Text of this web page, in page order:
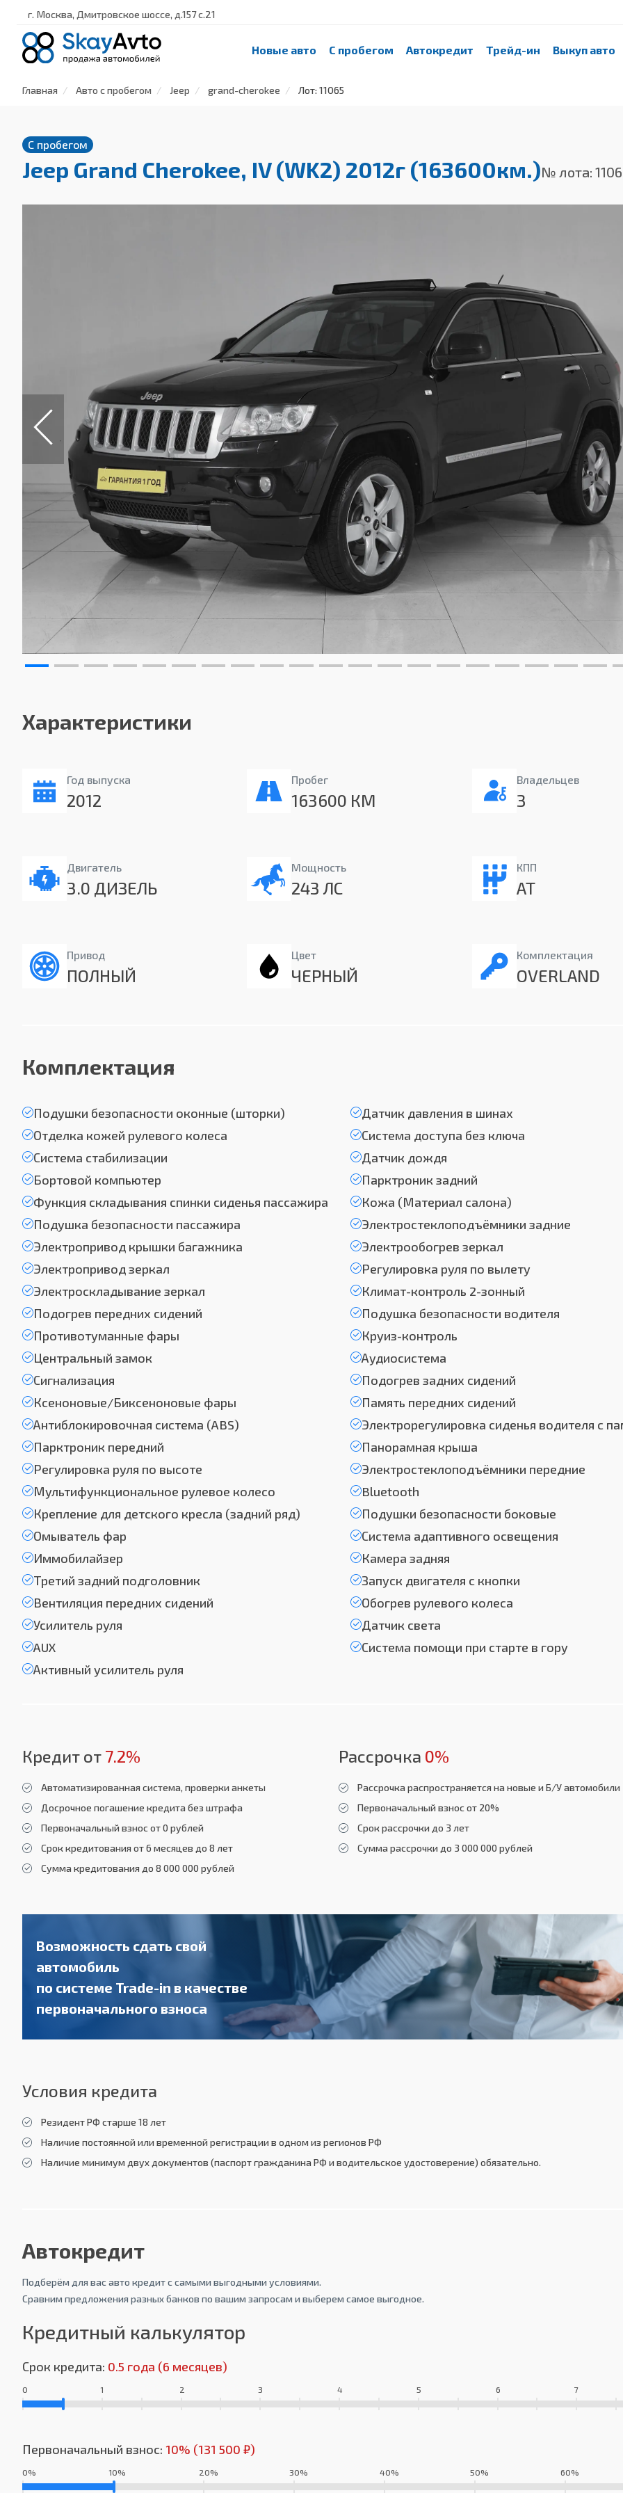
г. Москва, Дмитровское шоссе, д.157 с.21
Новые авто С пробегом Автокредит Трейд-ин Выкуп авто
Главная Авто с пробегом Jeep grand-cherokee Лот: 11065
С пробегом
Jeep Grand Cherokee, IV (WK2) 2012г (163600км.)№ лота:
Характеристики
Год выпуска
2012
Пробег
163600 КМ
Владельцев
3
Двигатель
3.0 ДИЗЕЛЬ
Мощность
243 ЛС
КПП
AT
Привод
ПОЛНЫЙ
Цвет
ЧЕРНЫЙ
Комплектация
OVERLAND
Комплектация
Подушки безопасности оконные (шторки)
Датчик давления в шинах
Отделка кожей рулевого колеса
Система доступа без ключа
Система стабилизации
Датчик дождя
Бортовой компьютер
Парктроник задний
Функция складывания спинки сиденья пассажира
Кожа (Материал салона)
Подушка безопасности пассажира
Электростеклоподъёмники задние
Электропривод крышки багажника
Электрообогрев зеркал
Электропривод зеркал
Регулировка руля по вылету
Электроскладывание зеркал
Климат-контроль 2-зонный
Подогрев передних сидений
Подушка безопасности водителя
Противотуманные фары
Круиз-контроль
Центральный замок
Аудиосистема
Сигнализация
Подогрев задних сидений
Ксеноновые/Биксеноновые фары
Память передних сидений
Антиблокировочная система (ABS)
Электрорегулировка сиденья водителя с
Парктроник передний
Панорамная крыша
Регулировка руля по высоте
Электростеклоподъёмники передние
Мультифункциональное рулевое колесо
Bluetooth
Крепление для детского кресла (задний ряд)
Подушки безопасности боковые
Омыватель фар
Система адаптивного освещения
Иммобилайзер
Камера задняя
Третий задний подголовник
Запуск двигателя с кнопки
Вентиляция передних сидений
Обогрев рулевого колеса
Усилитель руля
Датчик света
AUX
Система помощи при старте в гору
Активный усилитель руля
Кредит от 7.2%
Автоматизированная система, проверки анкеты
Досрочное погашение кредита без штрафа
Первоначальный взнос от 0 рублей
Срок кредитования от 6 месяцев до 8 лет
Сумма кредитования до 8 000 000 рублей
Рассрочка 0%
Рассрочка распространяется на новые и Б/У автомобили
Первоначальный взнос от 20%
Срок рассрочки до 3 лет
Сумма рассрочки до 3 000 000 рублей
Возможность сдать свой
автомобиль
по системе Trade-in в качестве
первоначального взноса
Условия кредита
Резидент РФ старше 18 лет
Наличие постоянной или временной регистрации в одном из регионов РФ
Наличие минимум двух документов (паспорт гражданина РФ и водительское удостоверение) обязательно.
Автокредит
Подберём для вас авто кредит с самыми выгодными условиями.
Сравним предложения разных банков по вашим запросам и выберем самое выгодное.
Кредитный калькулятор
Срок кредита: 0.5 года (6 месяцев)
0 1 2 3 4 5 6 7
Первоначальный взнос: 10% (131 500 ₽)
0% 10% 20% 30% 40% 50% 60%